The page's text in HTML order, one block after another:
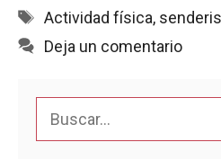
b
o
s
A
l
t
a
Etiquetas
Actividad física,
Deja un comentario